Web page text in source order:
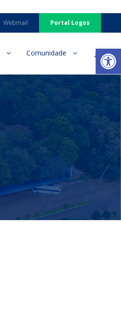
Webmail Portal Logos
Comunidade